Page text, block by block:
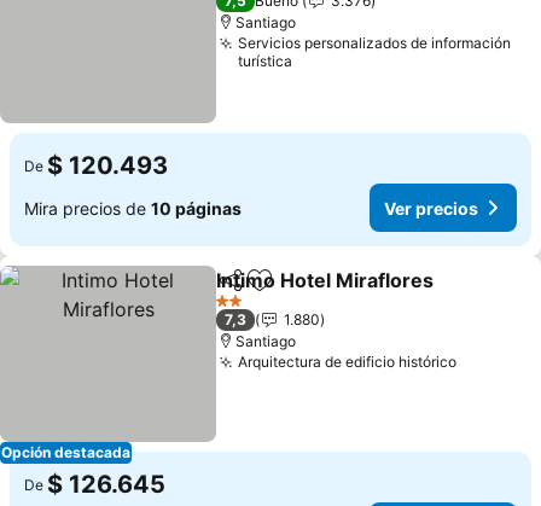
Santiago
Servicios personalizados de información
turística
De $ 120.493
Mira precios de 10 páginas Ver precios
Opción destacada
CompartirAgregar a favoritos
Intimo Hotel Miraflores
2 Estrellas
7,3
1.880
Santiago
Arquitectura de edificio histórico
De $ 126.645